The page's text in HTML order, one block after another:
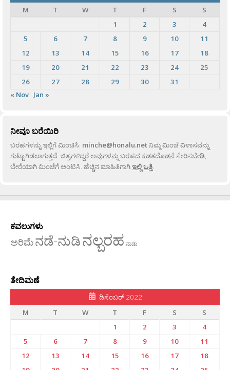
M
T W T F S
S
1
2 3
4
5
6 7 8 9 10
11
12
13 14 15 16 17
18
19
20 21 22 23 24
25
26
27 28 29 30
31
« Nov Jan »
ನೀವೂ ಬರೆಯಿರಿ
ಬರಹಗಳನ್ನು ಇಲ್ಲಿಗೆ ಮಿಂಚಿಸಿ: minche@honalu.netನಿಮ್ಮ ಮಿಂಚೆ ವಿಳಾಸವನ್ನು
ಗುಟ್ಟಾಗಿಡಲಾಗುತ್ತದೆ. ಚಿತ್ರಗಳಿದ್ದರೆ ಅವುಗಳನ್ನು ಬರಹದ ಕಡತದೊಡನೆ ಸೇರಿಸಬೇಡಿ,
ಬೇರೆಯಾಗಿ ಮಿಂಚೆಗೆ ಅಂಟಿಸಿ. ಹೆಚ್ಚಿನ ಮಾಹಿತಿಗಾಗಿಇಲ್ಲಿ ಒತ್ತಿ.
ಕವಲುಗಳು
ಅರಿಮೆನಡೆ-ನುಡಿನಲ್ಬರಹ ನಾಡು
ತೇದಿಮಣೆ
ಡಿಸೆಂಬರ್ 2022
M
T W T F S
S
1
2 3
4
5
6 7 8 9 10
11
12
13 14 15 16 17
18